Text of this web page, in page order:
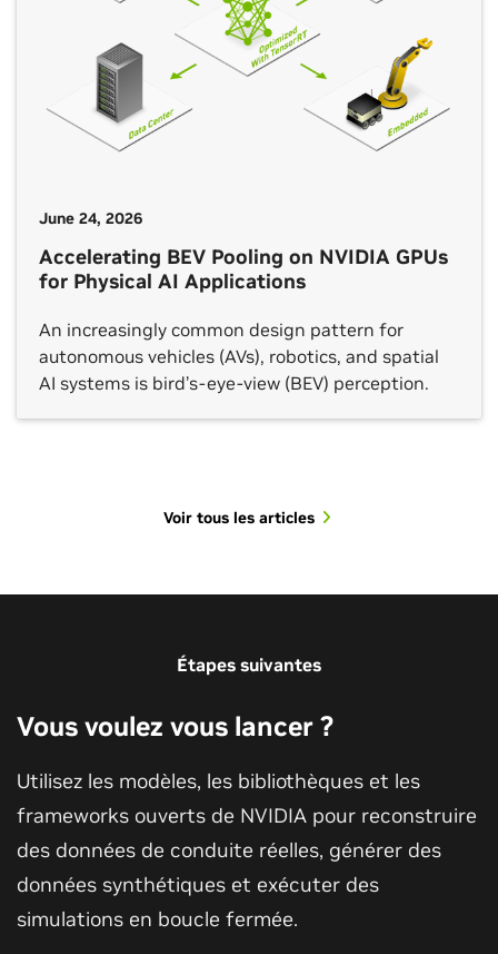
June 24, 2026
Accelerating BEV Pooling on NVIDIA GPUs
for Physical AI Applications
An increasingly common design pattern for
autonomous vehicles (AVs), robotics, and spatial
AI systems is bird’s-eye-view (BEV) perception.
Voir tous les articles
Voir toutes les sessions
Étapes suivantes
Vous voulez vous lancer ?
Utilisez les modèles, les bibliothèques et les
frameworks ouverts de NVIDIA pour reconstruire
des données de conduite réelles, générer des
données synthétiques et exécuter des
simulations en boucle fermée.